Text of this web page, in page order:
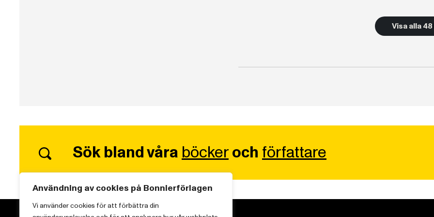
Användning av cookies på Bonnierförlagen
Vi använder cookies för att förbättra din
Visa alla
Sök bland våraböckeroch författare